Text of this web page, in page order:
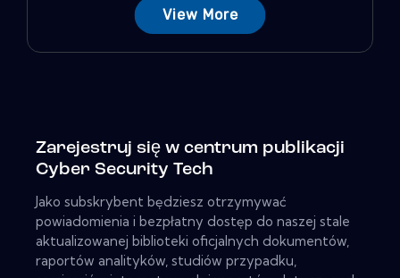
View More
Zarejestruj się w centrum publikacji
Cyber ​​Security Tech
Jako subskrybent będziesz otrzymywać
powiadomienia i bezpłatny dostęp do naszej stale
aktualizowanej biblioteki oficjalnych dokumentów,
raportów analityków, studiów przypadku,